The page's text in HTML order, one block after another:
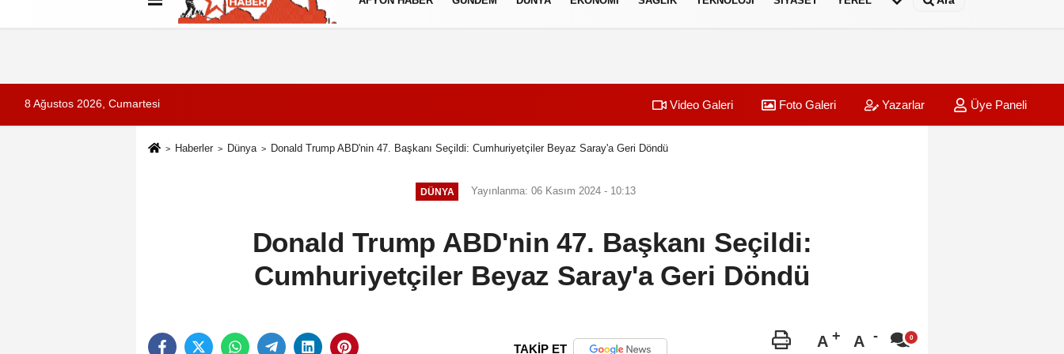
Künye İletişim Çerez Politikası
8 Ağustos 2026, Cumartesi Video Galeri Foto Galeri Yazarlar Üye Paneli
Haberler Dünya Donald Trump ABD'nin 47. Başkanı Seçildi: Cumhuriyetçiler Beyaz Saray'a Geri Döndü
DÜNYA Yayınlanma: 06 Kasım 2024 - 10:13
Donald Trump ABD'nin 47. Başkanı Seçildi:
Cumhuriyetçiler Beyaz Saray'a Geri Döndü
TAKİP ET A A